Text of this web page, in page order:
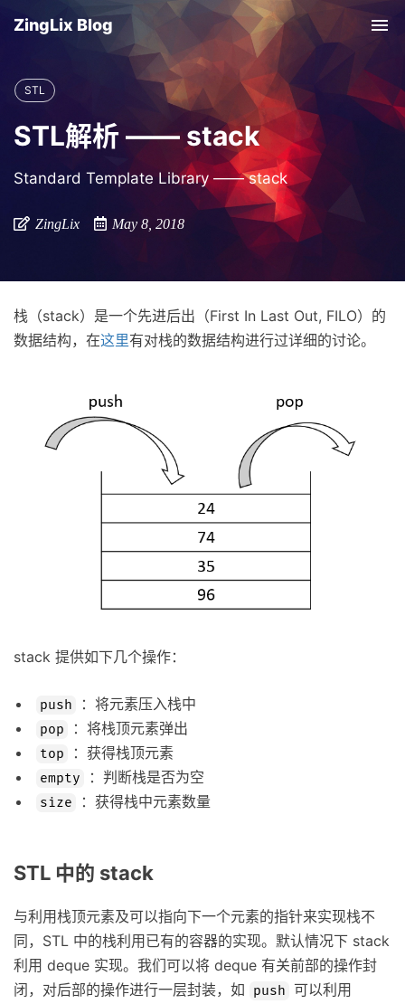
ZingLix Blog
STL
STL解析 —— stack
Standard Template Library —— stack
ZingLix May 8, 2018
栈（stack）是一个先进后出（First In Last Out, FILO）的
数据结构，在这里有对栈的数据结构进行过详细的讨论。
stack 提供如下几个操作：
push ：将元素压入栈中
pop ：将栈顶元素弹出
top ：获得栈顶元素
empty ：判断栈是否为空
size ：获得栈中元素数量
STL 中的 stack
与利用栈顶元素及可以指向下一个元素的指针来实现栈不
同，STL 中的栈利用已有的容器的实现。默认情况下 stack
利用 deque 实现。我们可以将 deque 有关前部的操作封
闭，对后部的操作进行一层封装，如
push 可以利用